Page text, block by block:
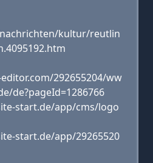
kultur/reutlin
292655204/ww
de?pageId=1286766
start.de/app/cms/logo
start.de/app/29265520